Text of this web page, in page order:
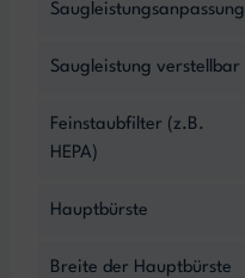
Saugleistungsanpassung
Saugleistung verstellbar
Feinstaubfilter (z.B.
HEPA)
Hauptbürste
Breite der Hauptbürste